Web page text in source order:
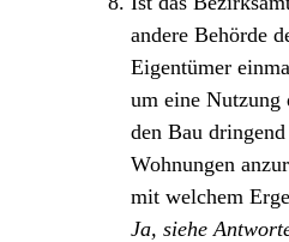
andere Behörde
Eigentümer
um eine Nutzung
den Bau
Wohnungen
mit welchem
Ja, siehe